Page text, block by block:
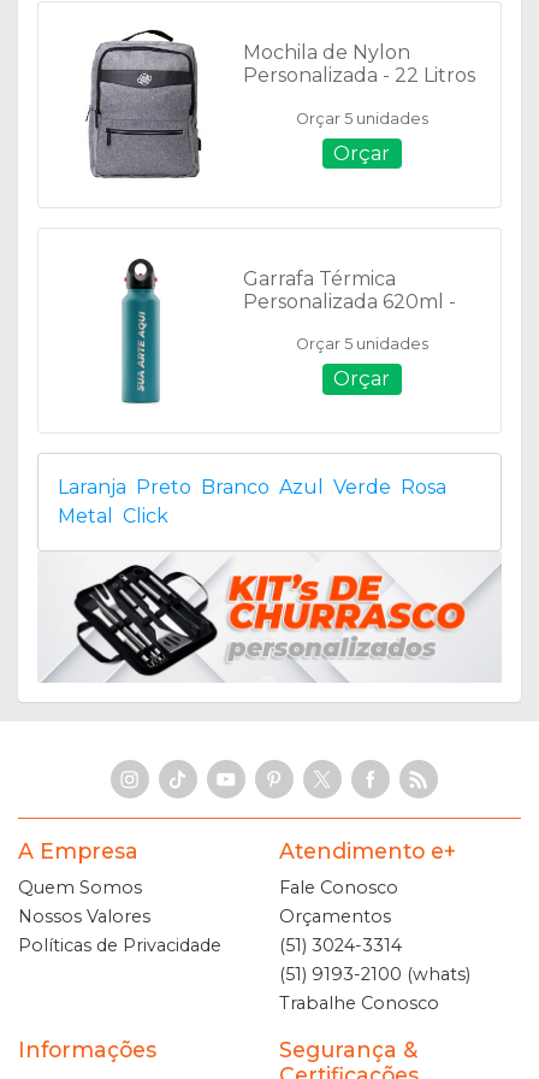
Mochila de Nylon
Personalizada - 22 Litros
Orçar 5 unidades
Orçar
Garrafa Térmica
Personalizada 620ml -
Orçar 5 unidades
Orçar
Laranja Preto Branco Azul Verde
Rosa
Metal
Click
A Empresa
Quem Somos
Nossos Valores
Políticas de Privacidade
Atendimento e+
Fale Conosco
Orçamentos
(51) 3024-3314
(51) 9193-2100 (whats)
Trabalhe Conosco
Informações
Segurança &